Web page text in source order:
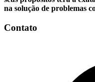
na solução de problemas
Contato